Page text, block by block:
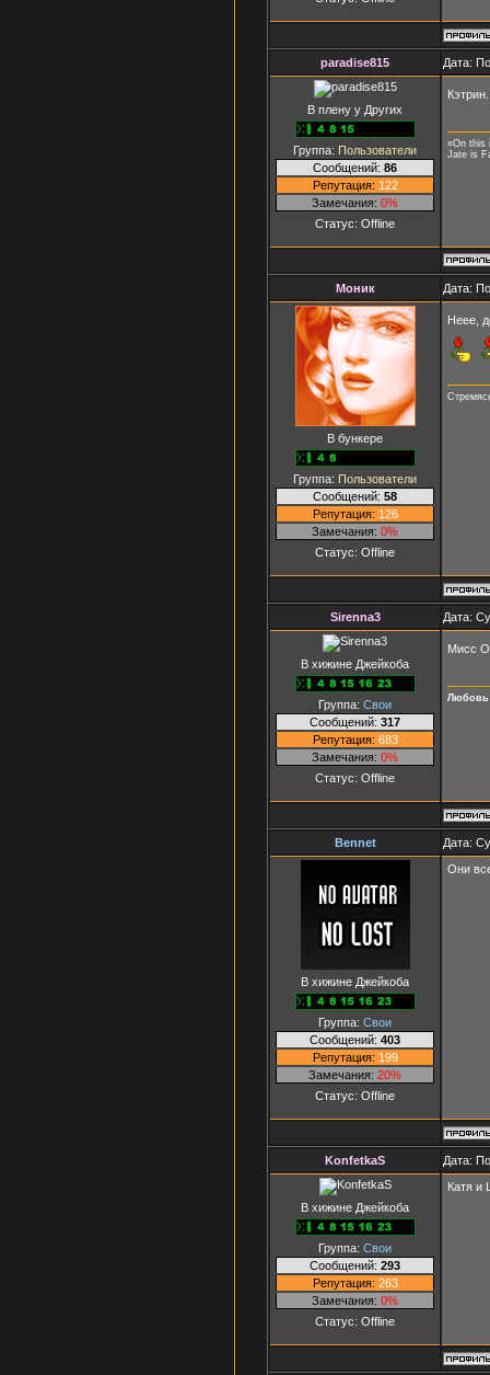
paradise815 Дата:
В плену у Других
Группа: Пользователи
Сообщений: 86
Репутация: 122
Замечания: 0%
Статус: Offline
«On this
Jate is
Моник Дата:
В бункере
Группа: Пользователи
Сообщений: 58
Репутация: 126
Замечания: 0%
Статус: Offline
Неее,
Sirenna3 Дата:
В хижине Джейкоба
Группа: Свои
Сообщений: 317
Репутация: 683
Замечания: 0%
Статус: Offline
Мисс
Любовь
Bennet Дата:
В хижине Джейкоба
Группа: Свои
Сообщений: 403
Репутация: 199
Замечания: 20%
Статус: Offline
Они
KonfetkaS Дата:
В хижине Джейкоба
Группа: Свои
Сообщений: 293
Репутация: 263
Замечания: 0%
Статус: Offline
Катя и